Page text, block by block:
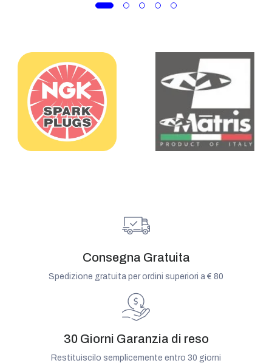
Consegna Gratuita
Spedizione gratuita per ordini superiori a € 80
30 Giorni Garanzia di reso
Restituiscilo semplicemente entro 30 giorni